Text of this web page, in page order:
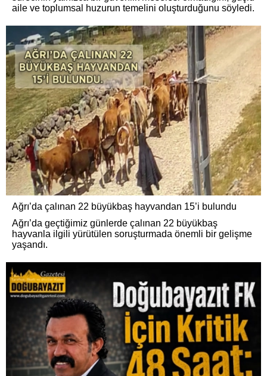
aile ve toplumsal huzurun temelini oluşturduğunu söyledi.
Ağrı’da çalınan 22 büyükbaş hayvandan 15’i bulundu
Ağrı’da geçtiğimiz günlerde çalınan 22 büyükbaş
hayvanla ilgili yürütülen soruşturmada önemli bir gelişme
yaşandı.